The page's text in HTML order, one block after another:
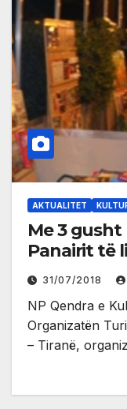
AKTUALITET
Me 3
Panairit të
31/07/2018
NP Qendra e
Organizatën
– Tiranë,